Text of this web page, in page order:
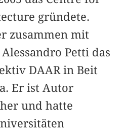
gründete.
zusammen mit
Petti das
DAAR in Beit
Er ist Autor
und hatte